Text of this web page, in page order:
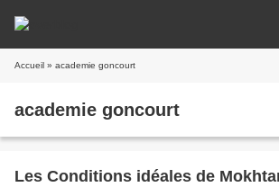
Accueil » academie goncourt
academie goncourt
Les Conditions idéales de